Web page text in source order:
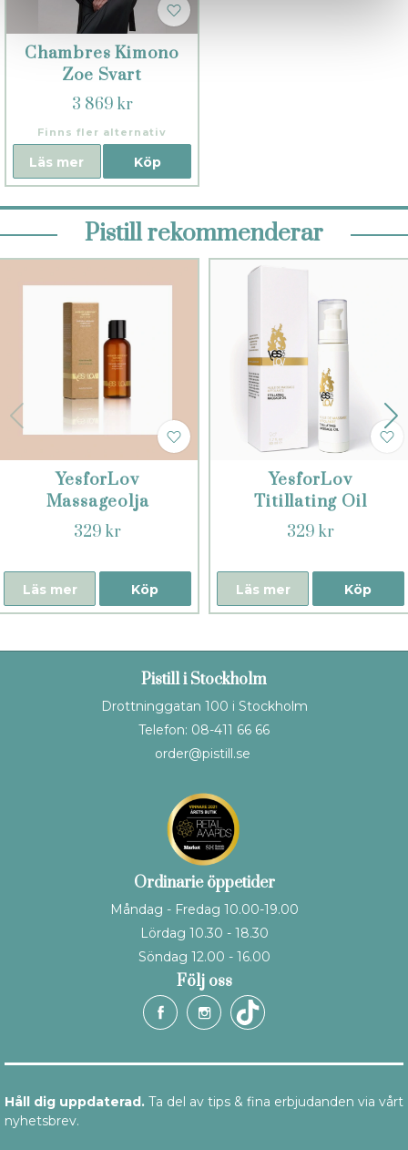
Chambres Kimono
Zoe Svart
3 869 kr
Finns fler alternativ
Köp
Läs mer
Pistill rekommenderar
YesforLov
Massageolja
Orange Blossom
329 kr
Köp
Läs mer
YesforLov
Titillating Oil
329 kr
Köp
Läs mer
Pistill i Stockholm
Drottninggatan 100 i Stockholm
Telefon: 08-411 66 66
order@pistill.se
Ordinarie öppetider
Måndag - Fredag 10.00-19.00
Lördag 10.30 - 18.30
Söndag 12.00 - 16.00
Följ oss
Håll dig uppdaterad. Ta del av tips & fina erbjudanden via vårt
nyhetsbrev.